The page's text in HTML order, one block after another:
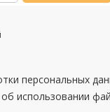
персональных
использовании